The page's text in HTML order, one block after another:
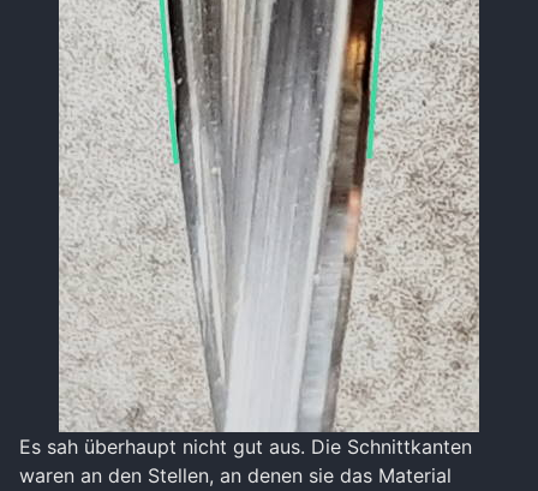
Es sah überhaupt nicht gut aus. Die Schnittkanten
waren an den Stellen, an denen sie das Material